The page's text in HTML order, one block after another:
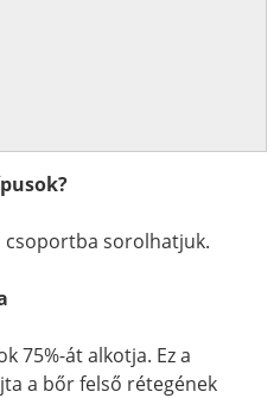
sorolhatjuk.
75%-át alkotja. Ez a
a bőr felső rétegének